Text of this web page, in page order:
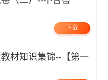
下载